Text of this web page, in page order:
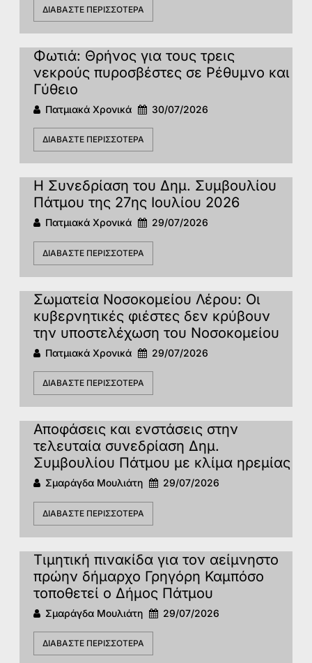
ΔΙΑΒΆΣΤΕ ΠΕΡΙΣΣΌΤΕΡΑ
Φωτιά: Θρήνος για τους τρεις
νεκρούς πυροσβέστες σε Ρέθυμνο και
Γύθειο
Πατμιακά Χρονικά 30/07/2026
ΔΙΑΒΆΣΤΕ ΠΕΡΙΣΣΌΤΕΡΑ
Η Συνεδρίαση του Δημ. Συμβουλίου
Πάτμου της 27ης Ιουλίου 2026
Πατμιακά Χρονικά 29/07/2026
ΔΙΑΒΆΣΤΕ ΠΕΡΙΣΣΌΤΕΡΑ
Σωματεία Νοσοκομείου Λέρου: Οι
κυβερνητικές φιέστες δεν κρύβουν
την υποστελέχωση του Νοσοκομείου
Πατμιακά Χρονικά 29/07/2026
ΔΙΑΒΆΣΤΕ ΠΕΡΙΣΣΌΤΕΡΑ
Αποφάσεις και ενστάσεις στην
τελευταία συνεδρίαση Δημ.
Συμβουλίου Πάτμου με κλίμα ηρεμίας
Σμαράγδα Μουλιάτη 29/07/2026
ΔΙΑΒΆΣΤΕ ΠΕΡΙΣΣΌΤΕΡΑ
Τιμητική πινακίδα για τον αείμνηστο
πρώην δήμαρχο Γρηγόρη Καμπόσο
τοποθετεί ο Δήμος Πάτμου
Σμαράγδα Μουλιάτη 29/07/2026
ΔΙΑΒΆΣΤΕ ΠΕΡΙΣΣΌΤΕΡΑ